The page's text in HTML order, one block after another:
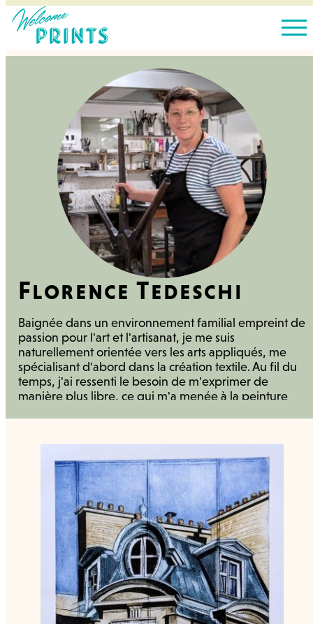
Florence Tedeschi
Baignée dans un environnement familial empreint de
passion pour l'art et l'artisanat, je me suis
naturellement orientée vers les arts appliqués, me
spécialisant d'abord dans la création textile. Au fil du
temps, j'ai ressenti le besoin de m'exprimer de
manière plus libre, ce qui m'a menée à la peinture
artistique, me permettant d'allier technique et
liberté.Mes techniques de prédilection, telles que la
linogravure, la gravure sur bois, et la gravure sur
Tetra Pak, me permettent de jouer avec les textures et
les reliefs, apportant une profondeur supplémentaire
à mes compositions figuratives. Mes techniques de
prédilection, telles que la linogravure, la gravure sur
bois, et la gravure sur Tetra Pak, me permettent de
jouer avec les textures et les reliefs, apportant une
profondeur supplémentaire à mes compositions
figuratives. Mon obsession pour la lumière se traduit
par des contrastes saisissants, qui capturent les
émotions intenses de l'instant présent.